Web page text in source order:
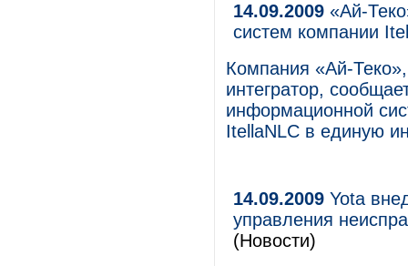
14.09.2009 «Ай-
систем компании
Компания «Ай-
интегратор,
информационной
ItellaNLC в единую
14.09.2009 Yota
управления
(Новости)